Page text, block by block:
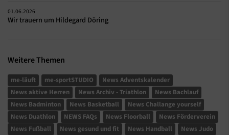
01.06.2026
Wir trauern um Hildegard Döring
Weitere Themen
me-läuft me-sportSTUDIO
News Adventskalender
News aktive Herren
News Archiv - Triathlon
News Bachlauf
News Badminton
News Basketball
News Challange yourself
News Duathlon
NEWS FAQs News Floorball
News Förderverein
News Fußball
News gesund und fit News Handball News Judo